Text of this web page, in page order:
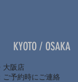
​KYOTO / OSAKA
大阪店
ご予約時にご連絡